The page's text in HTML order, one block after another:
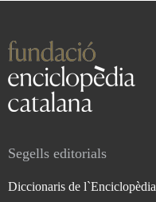
Segells editorials
Diccionaris de l`Enciclopèdia